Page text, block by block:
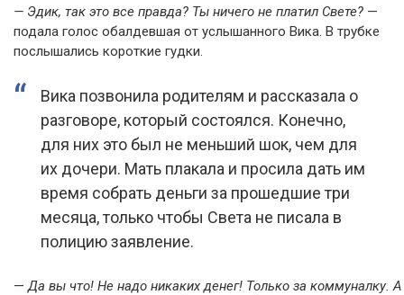
— Эдик, так это все правда? Ты ничего не платил Свете? —
подала голос обалдевшая от услышанного Вика. В трубке
послышались короткие гудки.
Вика позвонила родителям и рассказала о
разговоре, который состоялся. Конечно,
для них это был не меньший шок, чем для
их дочери. Мать плакала и просила дать им
время собрать деньги за прошедшие три
месяца, только чтобы Света не писала в
полицию заявление.
— Да вы что! Не надо никаких денег! Только за коммуналку. А